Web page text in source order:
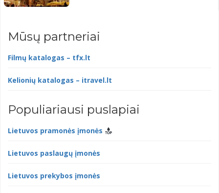
Mūsų partneriai
Filmų katalogas – tfx.lt
Kelionių katalogas – itravel.lt
Populiariausi puslapiai
Lietuvos pramonės įmonės
Lietuvos paslaugų įmonės
Lietuvos prekybos įmonės